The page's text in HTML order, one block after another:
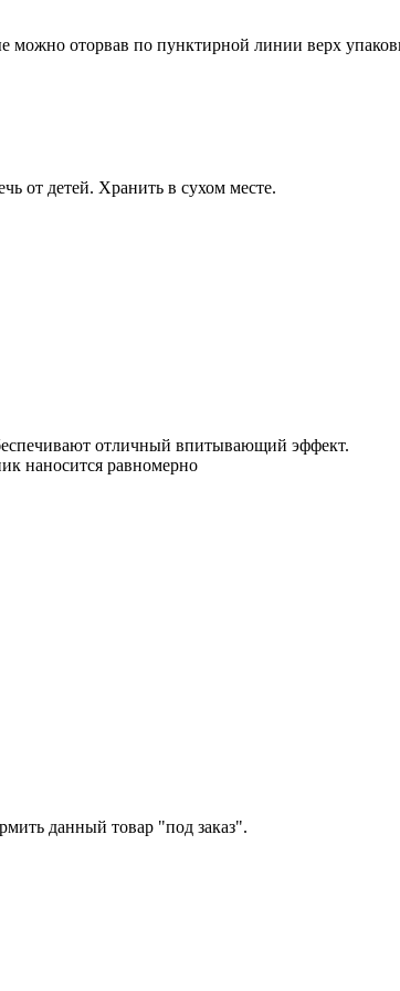
можно оторвав по пунктирной линии верх
от детей. Хранить в сухом месте.
отличный впитывающий эффект.
наносится равномерно
данный товар "под заказ".